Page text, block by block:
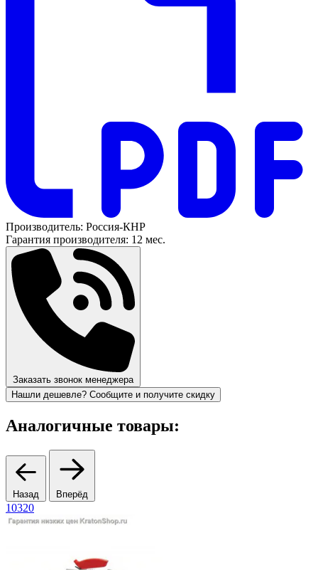
Производитель: Россия-КНР
Гарантия производителя: 12 мес.
Заказать звонок менеджера
Нашли дешевле? Сообщите и получите скидку
Аналогичные товары:
Назад Вперёд
10320